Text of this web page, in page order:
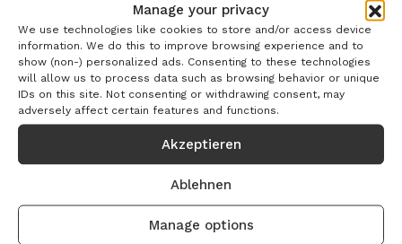
Manage your privacy
We use technologies like cookies to store and/or access device
information. We do this to improve browsing experience and to
show (non-) personalized ads. Consenting to these technologies
will allow us to process data such as browsing behavior or unique
IDs on this site. Not consenting or withdrawing consent, may
adversely affect certain features and functions.
Akzeptieren
Ablehnen
Manage options